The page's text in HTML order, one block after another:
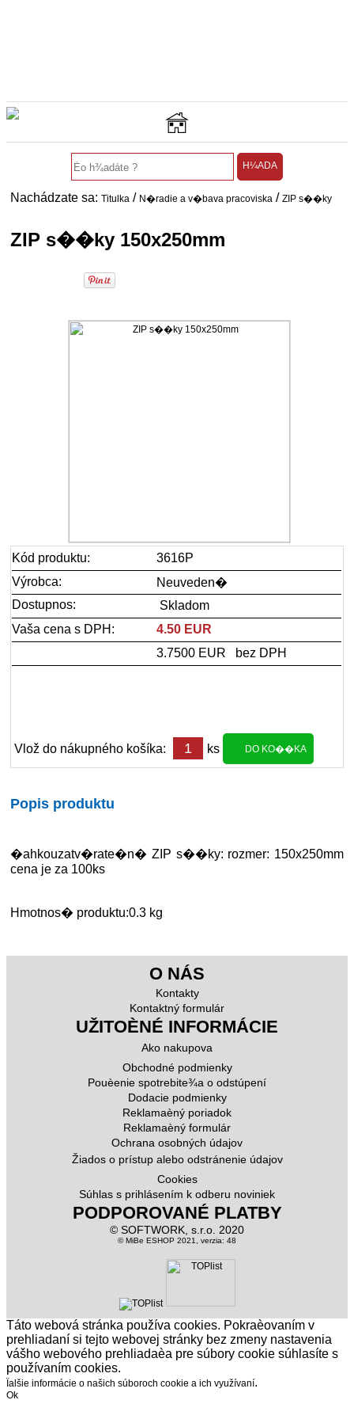
Nachádzate sa: Titulka / N�radie a v�bava pracoviska / ZIP s��ky
ZIP s��ky 150x250mm
Kód produktu:
3616P
Výrobca:
Neuveden�
Dostupnos:
Skladom
Vaša cena s DPH:
4.50 EUR
3.7500 EUR bez DPH
Vlož do nákupného košíka: ks
Popis produktu
�ahkouzatv�rate�n� ZIP s��ky: rozmer: 150x250mm
cena je za 100ks
Hmotnos� produktu:0.3 kg
O NÁS
Kontakty
Kontaktný formulár
UŽITOÈNÉ INFORMÁCIE
Ako nakupova
Obchodné podmienky
Pouèenie spotrebite¾a o odstúpení
Dodacie podmienky
Reklamaèný poriadok
Reklamaèný formulár
Ochrana osobných údajov
Žiados o prístup alebo odstránenie údajov
Cookies
Súhlas s prihlásením k odberu noviniek
PODPOROVANÉ PLATBY
© SOFTWORK, s.r.o. 2020
© MiBe ESHOP 2021, verzia: 48
Táto webová stránka používa cookies. Pokraèovaním v
prehliadaní si tejto webovej stránky bez zmeny nastavenia
vášho webového prehliadaèa pre súbory cookie súhlasíte s
používaním cookies.
Ïalšie informácie o našich súboroch cookie a ich využívaní.
Ok